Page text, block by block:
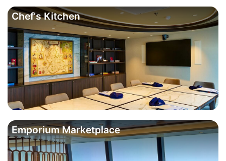
Chef's Kitchen
Emporium Marketplace